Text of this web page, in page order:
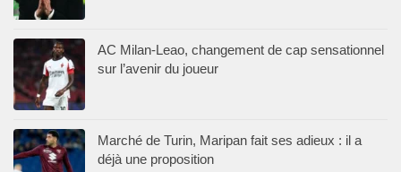
AC Milan-Leao, changement de cap sensationnel
sur l’avenir du joueur
Marché de Turin, Maripan fait ses adieux : il a
déjà une proposition